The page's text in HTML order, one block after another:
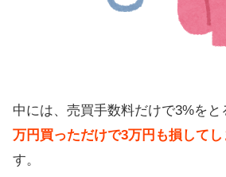
中には、売買手数料だけで3%をと
万円買っただけで3万円も損してし
す。